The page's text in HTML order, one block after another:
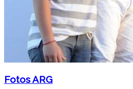
Fotos ARG